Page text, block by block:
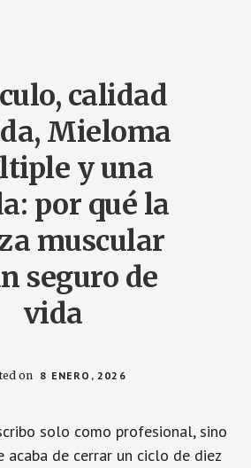
LIFE
INSURANCE
calidad
Mieloma
y una
por qué la
muscular
seguro de
vida
on 8 ENERO, 2026
solo como profesional, sino
acaba de cerrar un ciclo de diez